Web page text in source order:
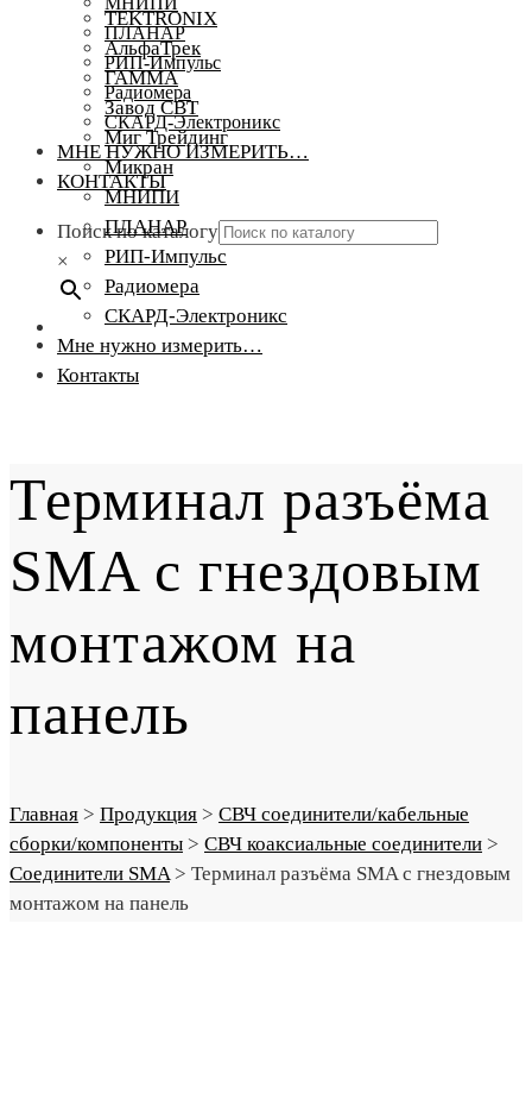
ПЛАНАР
РИП-Импульс
Радиомера
СКАРД-Электроникс
МНЕ НУЖНО ИЗМЕРИТЬ…
КОНТАКТЫ
Поиск по каталогу
×
TEKTRONIX
АльфаТрек
ГАММА
Завод СВТ
Миг Трейдинг
Микран
МНИПИ
ПЛАНАР
РИП-Импульс
Радиомера
СКАРД-Электроникс
Мне нужно измерить…
Контакты
Терминал разъёма
SMA с гнездовым
монтажом на
панель
Главная > Продукция > СВЧ соединители/кабельные
сборки/компоненты > СВЧ коаксиальные соединители >
Соединители SMA > Терминал разъёма SMA с гнездовым
монтажом на панель